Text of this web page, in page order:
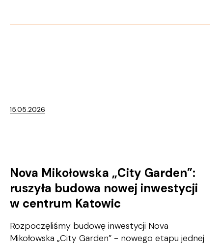
15.05.2026
Nova Mikołowska „City Garden”:
ruszyła budowa nowej inwestycji
w centrum Katowic
Rozpoczęliśmy budowę inwestycji Nova
Mikołowska „City Garden” - nowego etapu jednej